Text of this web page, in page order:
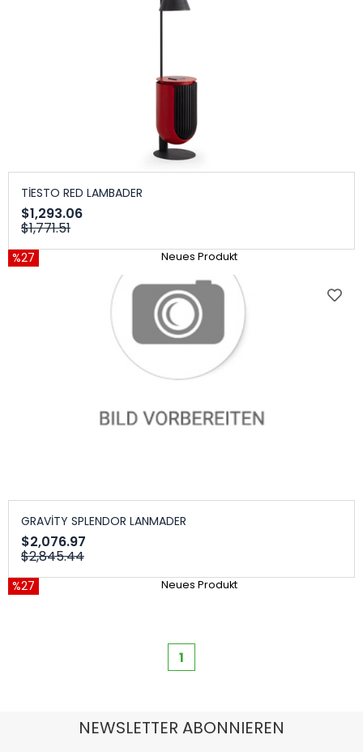
TİESTO RED LAMBADER
$1,293.06
$1,771.51
%27 Neues Produkt
GRAVİTY SPLENDOR LANMADER
$2,076.97
$2,845.44
%27 Neues Produkt
1
NEWSLETTER ABONNIEREN